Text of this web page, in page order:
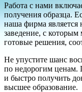
Работа с нами
получения образца.
наша фирма
заведение, с
готовые решения,
Не упустите шанс
по недорогим ценам.
и быстро получить
высшее образование.